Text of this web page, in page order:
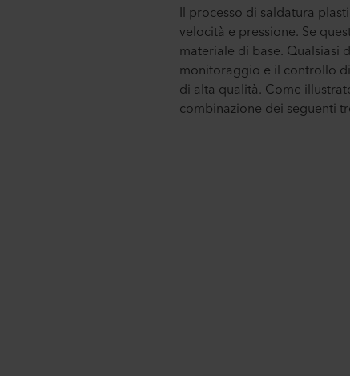
Il processo di saldatura
velocità e pressione. Se
materiale di base.
monitoraggio e il controllo
di alta qualità. Come
combinazione dei seguenti